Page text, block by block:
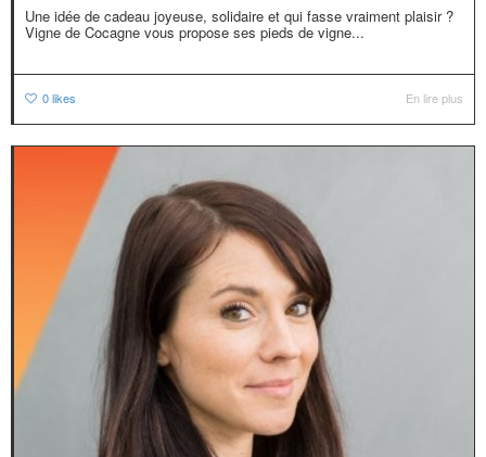
Une idée de cadeau joyeuse, solidaire et qui fasse vraiment plaisir ?
Vigne de Cocagne vous propose ses pieds de vigne...
0likes En lire plus